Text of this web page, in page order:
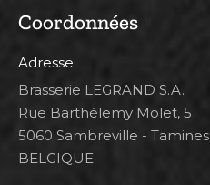
Coordonnées
Adresse
Brasserie LEGRAND S.A.
Rue Barthélemy Molet, 5
5060 Sambreville - Tamines
BELGIQUE